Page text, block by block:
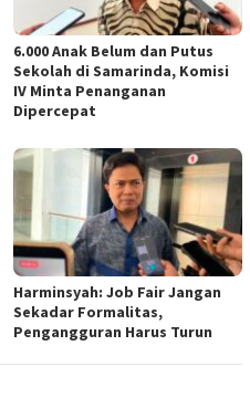
6.000 Anak Belum dan Putus
Sekolah di Samarinda, Komisi
IV Minta Penanganan
Dipercepat
Harminsyah: Job Fair Jangan
Sekadar Formalitas,
Pengangguran Harus Turun